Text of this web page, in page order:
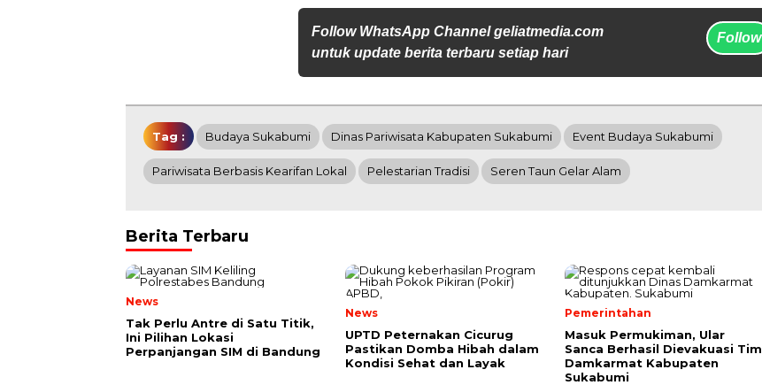
Follow WhatsApp Channel geliatmedia.com
untuk update berita terbaru setiap hari
Follow
Tag : Budaya Sukabumi Dinas Pariwisata Kabupaten Sukabumi Event Budaya Sukabumi
Pariwisata Berbasis Kearifan Lokal Pelestarian Tradisi Seren Taun Gelar Alam
Berita Terbaru
News
Tak Perlu Antre di Satu Titik,
Ini Pilihan Lokasi
Perpanjangan SIM di Bandung
News
UPTD Peternakan Cicurug
Pastikan Domba Hibah dalam
Kondisi Sehat dan Layak
Pemerintahan
Masuk Permukiman, Ular
Sanca Berhasil Dievakuasi Tim
Damkarmat Kabupaten
Sukabumi